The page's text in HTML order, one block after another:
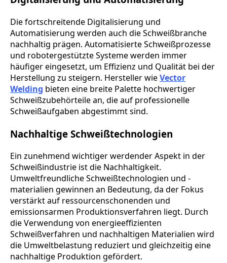
Die fortschreitende Digitalisierung und
Automatisierung werden auch die Schweißbranche
nachhaltig prägen. Automatisierte Schweißprozesse
und robotergestützte Systeme werden immer
häufiger eingesetzt, um Effizienz und Qualität bei der
Herstellung zu steigern. Hersteller wieVector
Welding bieten eine breite Palette hochwertiger
Schweißzubehörteile an, die auf professionelle
Schweißaufgaben abgestimmt sind.
Nachhaltige Schweißtechnologien
Ein zunehmend wichtiger werdender Aspekt in der
Schweißindustrie ist die Nachhaltigkeit.
Umweltfreundliche Schweißtechnologien und -
materialien gewinnen an Bedeutung, da der Fokus
verstärkt auf ressourcenschonenden und
emissionsarmen Produktionsverfahren liegt. Durch
die Verwendung von energieeffizienten
Schweißverfahren und nachhaltigen Materialien wird
die Umweltbelastung reduziert und gleichzeitig eine
nachhaltige Produktion gefördert.